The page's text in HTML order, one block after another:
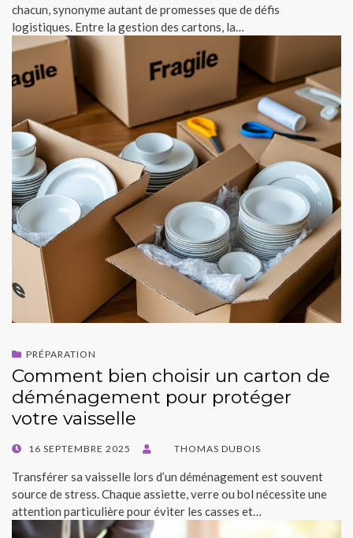
chacun, synonyme autant de promesses que de défis
logistiques. Entre la gestion des cartons, la…
PRÉPARATION
Comment bien choisir un carton de
déménagement pour protéger
votre vaisselle
POSTED
16 SEPTEMBRE 2025 THOMAS DUBOIS
Transférer sa vaisselle lors d’un déménagement est souvent
source de stress. Chaque assiette, verre ou bol nécessite une
attention particulière pour éviter les casses et…